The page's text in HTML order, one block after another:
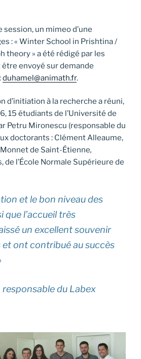
session, un mimeo d’une
: « Winter School in Prishtina /
theory » a été rédigé par les
envoyé sur demande
duhamel@animath.fr.
d’initiation à la recherche a réuni,
15 étudiants de l’Université de
Petru Mironescu (responsable du
doctorants : Clément Alleaume,
de Saint-Étienne,
de l’École Normale Supérieure de
et le bon niveau des
que l’accueil très
un excellent souvenir
ont contribué au succès
du Labex